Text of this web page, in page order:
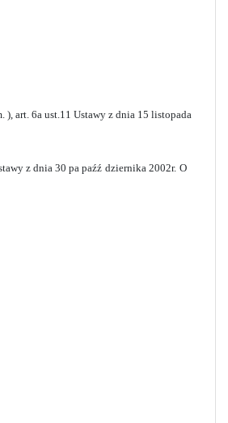
), art. 6a ust.11 Ustawy z dnia 15 listopada
z dnia 30 pa paźź dziernika 2002r. O